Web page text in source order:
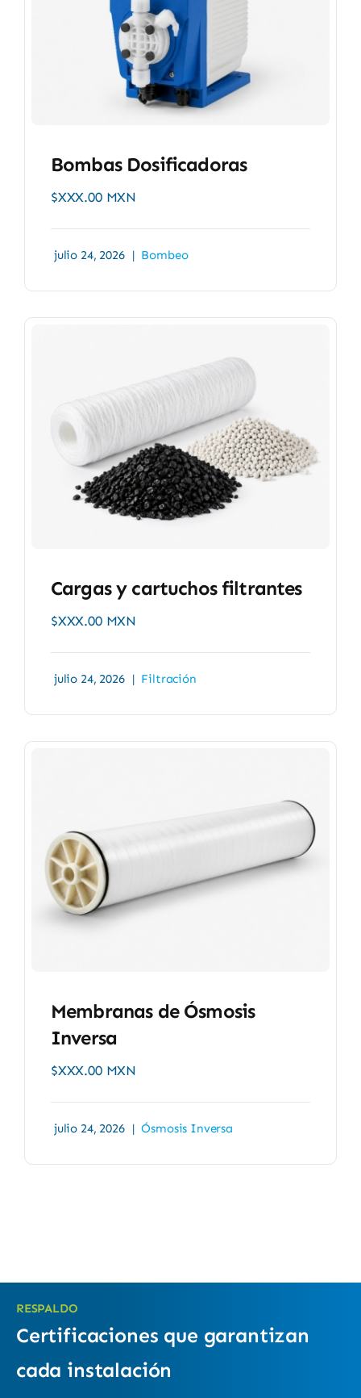
Bombas Dosificadoras
$XXX.00 MXN
julio 24, 2026 | Bombeo
Cargas y cartuchos filtrantes
$XXX.00 MXN
julio 24, 2026 | Filtración
Membranas de Ósmosis
Inversa
$XXX.00 MXN
julio 24, 2026 | Ósmosis Inversa
RESPALDO
Certificaciones que garantizan
cada instalación